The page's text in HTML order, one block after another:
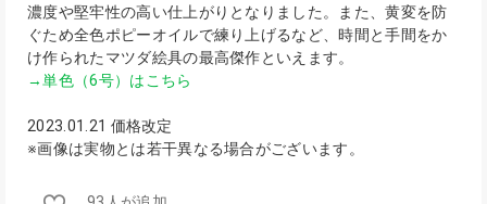
濃度や堅牢性の高い仕上がりとなりました。また、黄変を防
ぐため全色ポピーオイルで練り上げるなど、時間と手間をか
け作られたマツダ絵具の最高傑作といえます。
→単色（6号）はこちら
2023.01.21 価格改定
※画像は実物とは若干異なる場合がございます。